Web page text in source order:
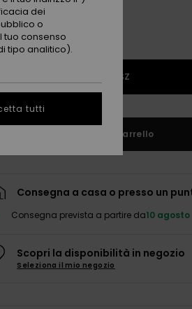
1SZ
Aggiungi al carrello
Consegna a casa o presso un
Consegna prevista a partire da10 agosto
Scopri la disponibilità in negozio
Seleziona il mio negozio
dei
o
tuo consenso
tipo analitico).
tutti